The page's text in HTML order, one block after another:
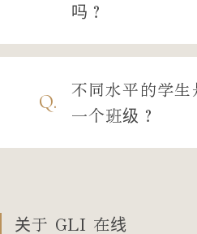
吗？
Q.
不同水平的学
一个班级？
关于 GLI 在线